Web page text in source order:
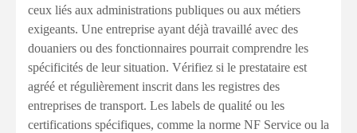
ceux liés aux administrations publiques ou aux métiers
exigeants. Une entreprise ayant déjà travaillé avec des
douaniers ou des fonctionnaires pourrait comprendre les
spécificités de leur situation. Vérifiez si le prestataire est
agréé et régulièrement inscrit dans les registres des
entreprises de transport. Les labels de qualité ou les
certifications spécifiques, comme la norme NF Service ou la